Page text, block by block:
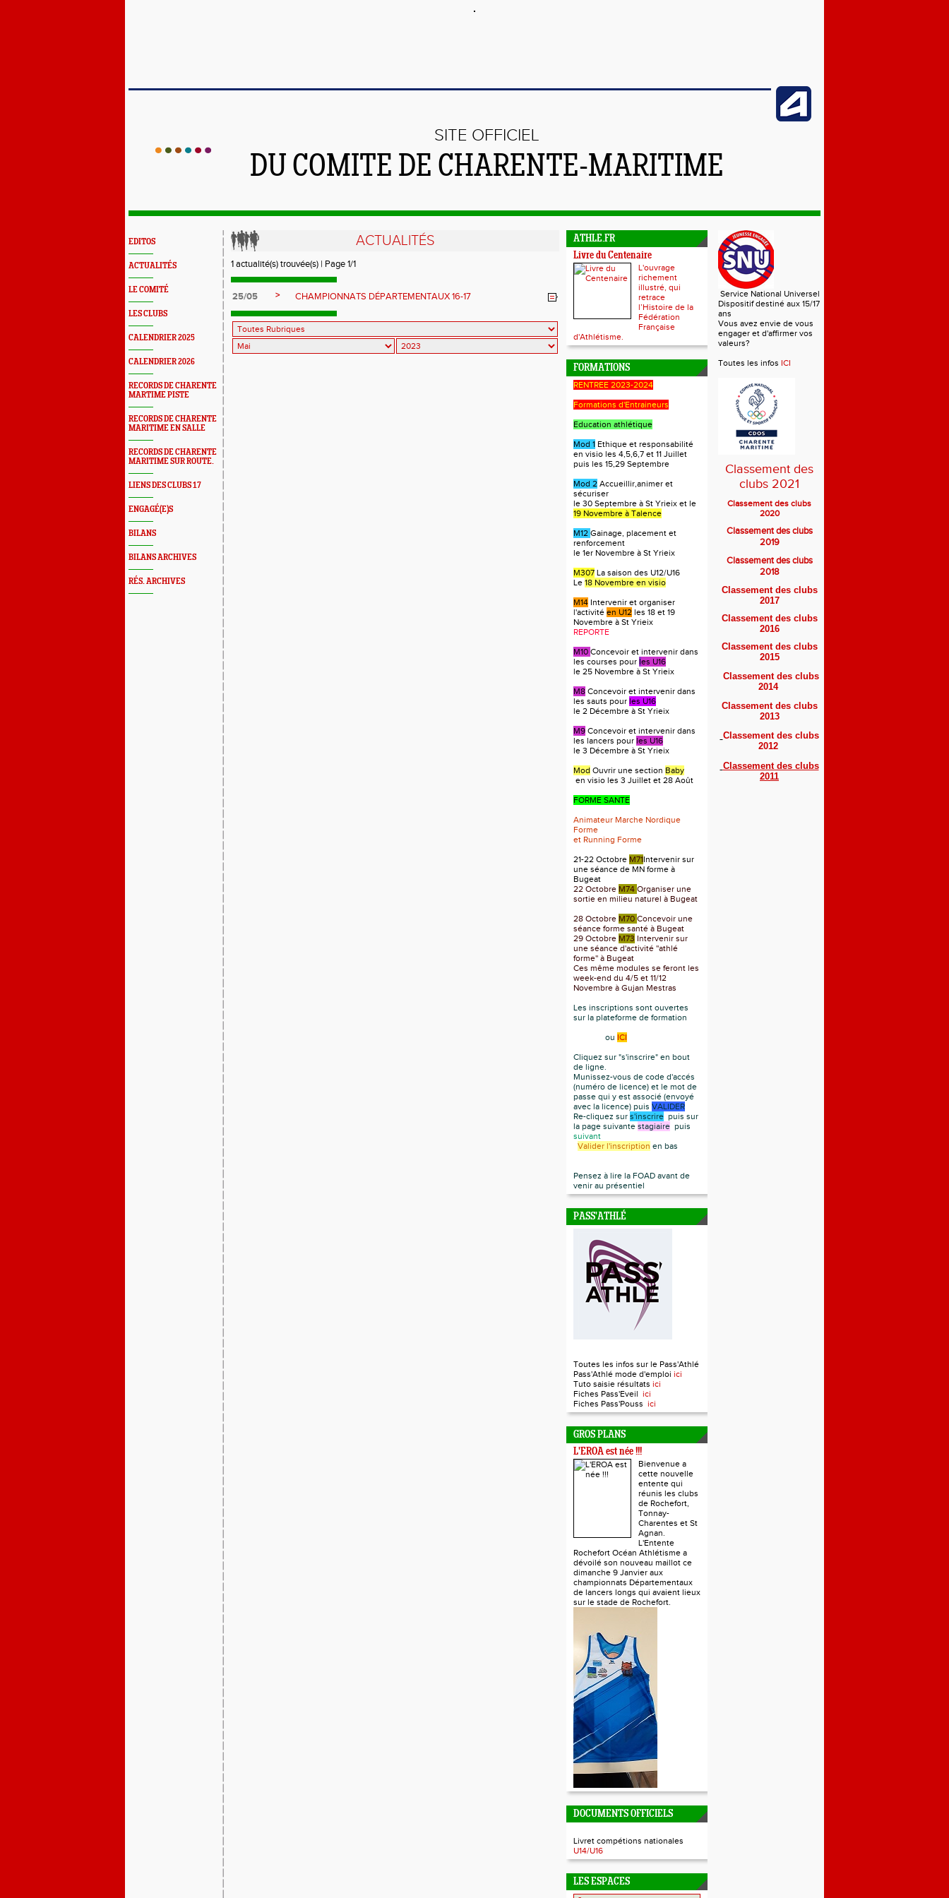
SITE OFFICIEL
DU COMITE DE CHARENTE-MARITIME
EDITOS
ACTUALITÉS
LE COMITÉ
LES CLUBS
CALENDRIER 2025
CALENDRIER 2026
RECORDS DE CHARENTE
MARTIME PISTE
RECORDS DE CHARENTE
MARITIME EN SALLE
RECORDS DE CHARENTE
MARITIME SUR ROUTE.
LIENS DES CLUBS 17
ENGAGÉ(E)S
BILANS
BILANS ARCHIVES
RÉS. ARCHIVES
ACTUALITÉS
1 actualité(s) trouvée(s) | Page 1/1
25/05 > CHAMPIONNATS DÉPARTEMENTAUX 16-17
ATHLE.FR
Livre du Centenaire
L'ouvrage
richement
illustré, qui
retrace
l’Histoire de la
Fédération
Française
d'Athlétisme.
FORMATIONS
RENTREE 2023-2024
Formations d'Entraineurs
Education athlétique
Mod 1 Ethique et responsabilité
en visio les 4,5,6,7 et 11 Juillet
puis les 15,29 Septembre
Mod 2 Accueillir,animer et
sécuriser
le 30 Septembre à St Yrieix et le
19 Novembre à Talence
M12 Gainage, placement et
renforcement
le 1er Novembre à St Yrieix
M307 La saison des U12/U16
Le 18 Novembre en visio
M14 Intervenir et organiser
l'activité en U12 les 18 et 19
Novembre à St Yrieix
REPORTE
M10 Concevoir et intervenir dans
les courses pour les U16
le 25 Novembre à St Yrieix
M8 Concevoir et intervenir dans
les sauts pour les U16
le 2 Décembre à St Yrieix
M9 Concevoir et intervenir dans
les lancers pour les U16
le 3 Décembre à St Yrieix
Mod Ouvrir une section Baby
en visio les 3 Juillet et 28 Août
FORME SANTE
Animateur Marche Nordique
Forme
et Running Forme
21-22 Octobre M71Intervenir sur
une séance de MN forme à
Bugeat
22 Octobre M74 Organiser une
sortie en milieu naturel à Bugeat
28 Octobre M70 Concevoir une
séance forme santé à Bugeat
29 Octobre M73 Intervenir sur
une séance d'activité ''athlé
forme'' à Bugeat
Ces même modules se feront les
week-end du 4/5 et 11/12
Novembre à Gujan Mestras
Les inscriptions sont ouvertes
sur la plateforme de formation
ou ICI
Cliquez sur "s'inscrire" en bout
de ligne.
Munissez-vous de code d'accés
(numéro de licence) et le mot de
passe qui y est associé (envoyé
avec la licence) puis VALIDER
Re-cliquez sur s'inscrire puis sur
la page suivante stagiaire puis
suivant
Valider l'inscription en bas
Pensez à lire la FOAD avant de
venir au présentiel
PASS'ATHLÉ
Toutes les infos sur le Pass'Athlé
Pass'Athlé mode d'emploi ici
Tuto saisie résultats ici
Fiches Pass'Eveil ici
Fiches Pass'Pouss ici
GROS PLANS
L'EROA est née !!!
Bienvenue a
cette nouvelle
entente qui
réunis les clubs
de Rochefort,
Tonnay-
Charentes et St
Agnan.
L'Entente
Rochefort Océan Athlétisme a
dévoilé son nouveau maillot ce
dimanche 9 Janvier aux
championnats Départementaux
de lancers longs qui avaient lieux
sur le stade de Rochefort.
DOCUMENTS OFFICIELS
Livret compétions nationales
U14/U16
LES ESPACES
Service National Universel
Dispositif destiné aux 15/17
ans
Vous avez envie de vous
engager et d'affirmer vos
valeurs?
Toutes les infos ICI
Classement des
clubs 2021
Classement des clubs
2020
Classement des clubs
2019
Classement des clubs
2018
Classement des clubs
2017
Classement des clubs
2016
Classement des clubs
2015
Classement des clubs
2014
Classement des clubs
2013
Classement des clubs
2012
Classement des clubs
2011